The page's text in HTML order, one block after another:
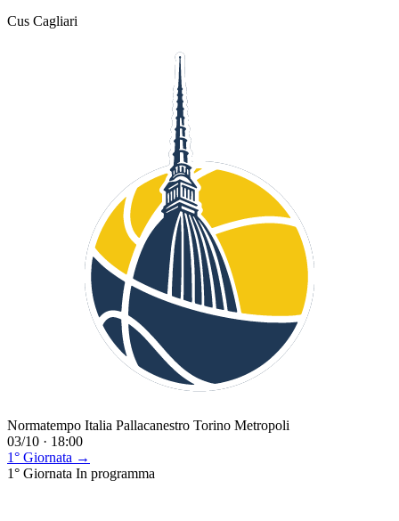
Cus Cagliari
Normatempo Italia Pallacanestro Torino Metropoli
03/10 · 18:00
1° Giornata →
1° Giornata In programma